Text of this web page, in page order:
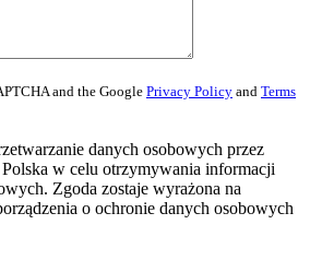
and the Google Privacy Policy and Terms
danych osobowych przez
w celu otrzymywania informacji
Zgoda zostaje wyrażona na
o ochronie danych osobowych